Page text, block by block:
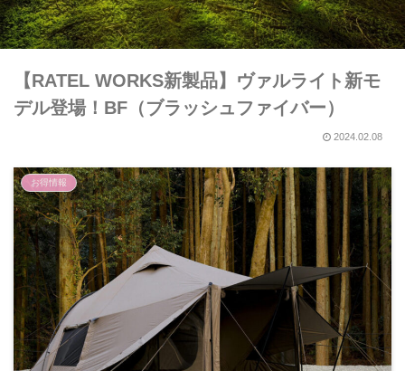
【RATEL WORKS新製品】ヴァルライト新モ
デル登場！BF（ブラッシュファイバー）
2024.02.08
お得情報